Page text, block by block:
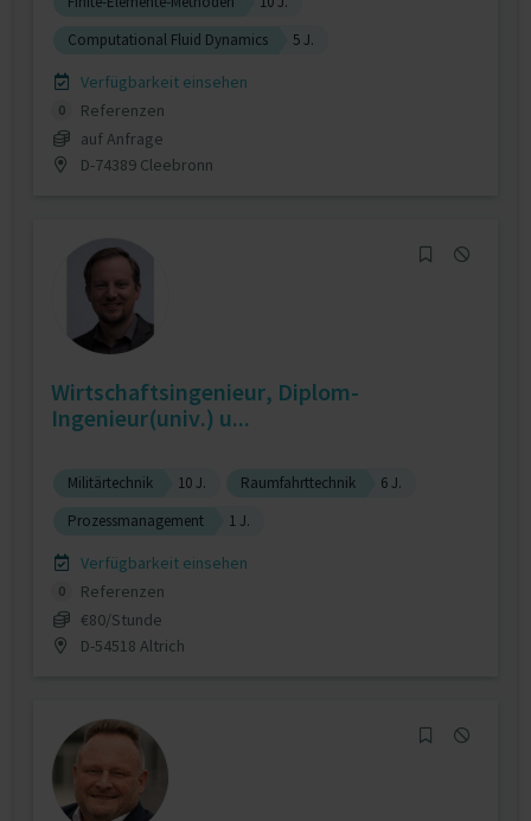
Computational Fluid Dynamics
5 J.
Verfügbarkeit einsehen
0
Referenzen
auf Anfrage
D-74389 Cleebronn
Wirtschaftsingenieur, Diplom-
Ingenieur(univ.) u...
Militärtechnik 10 J. Raumfahrttechnik
6 J.
Prozessmanagement
1 J.
Verfügbarkeit einsehen
0
Referenzen
€80/Stunde
D-54518 Altrich